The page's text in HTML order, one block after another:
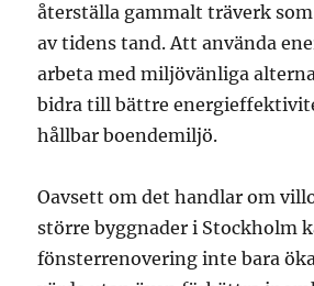
återställa gammalt träverk
av tidens tand. Att använda
arbeta med miljövänliga
bidra till bättre
hållbar boendemiljö.
Oavsett om det handlar om
större byggnader i Stockholm
fönsterrenovering inte bara